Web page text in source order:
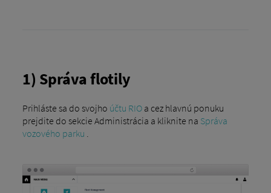
1) Správa flotily
Prihláste sa do svojho účtu RIOa cez hlavnú ponuku
prejdite do sekcie Administrácia a kliknite na Správa
vozového parku